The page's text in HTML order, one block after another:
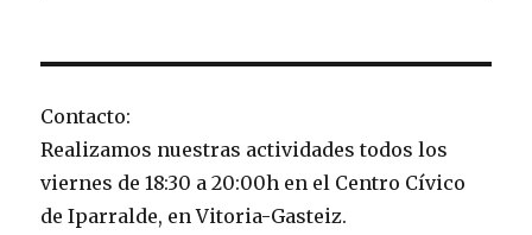
Contacto:
Realizamos nuestras actividades todos los
viernes de 18:30 a 20:00h en el Centro Cívico
de Iparralde, en Vitoria-Gasteiz.